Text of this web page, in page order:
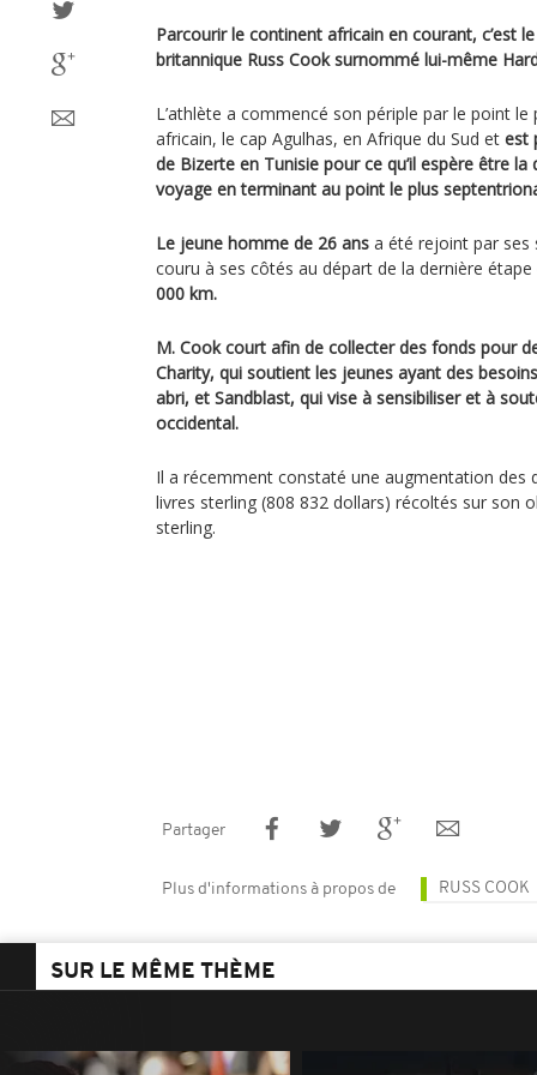
Parcourir le continent africain en courant, c’est
britannique Russ Cook surnommé lui-même
L’athlète a commencé son périple par le point
africain, le cap Agulhas, en Afrique du Sud et est
de Bizerte en Tunisie pour ce qu’il espère être
voyage en terminant au point le plus
Le jeune homme de 26 ans a été rejoint par ses
couru à ses côtés au départ de la dernière étape
000 km.
M. Cook court afin de collecter des fonds pour
Charity, qui soutient les jeunes ayant des
abri, et Sandblast, qui vise à sensibiliser et à
occidental.
Il a récemment constaté une augmentation des
livres sterling (808 832 dollars) récoltés sur son
sterling.
Partager
Plus d'informations à propos de RUSS COOK
SUR LE MÊME THÈME